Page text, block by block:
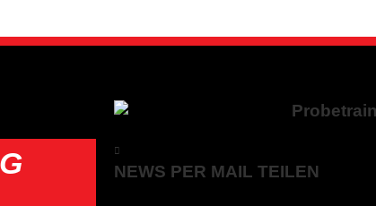
NEWS PER MAIL TEILEN